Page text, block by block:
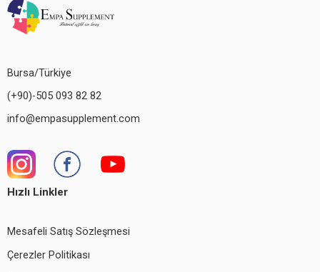
Bursa/Türkiye
(+90)-505 093 82 82
info@empasupplement.com
Hızlı Linkler
Mesafeli Satış Sözleşmesi
Çerezler Politikası